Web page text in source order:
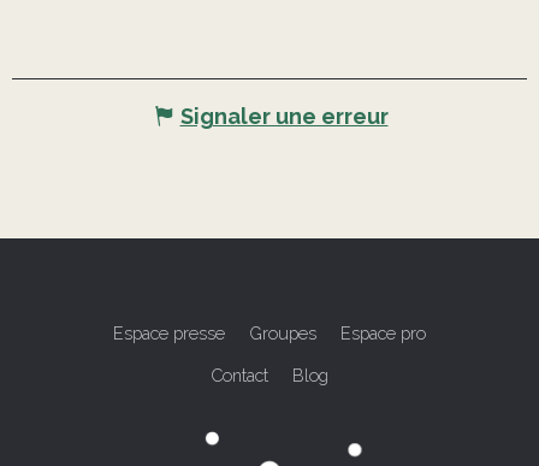
Signaler une erreur
Espace presse Groupes Espace pro
Contact Blog